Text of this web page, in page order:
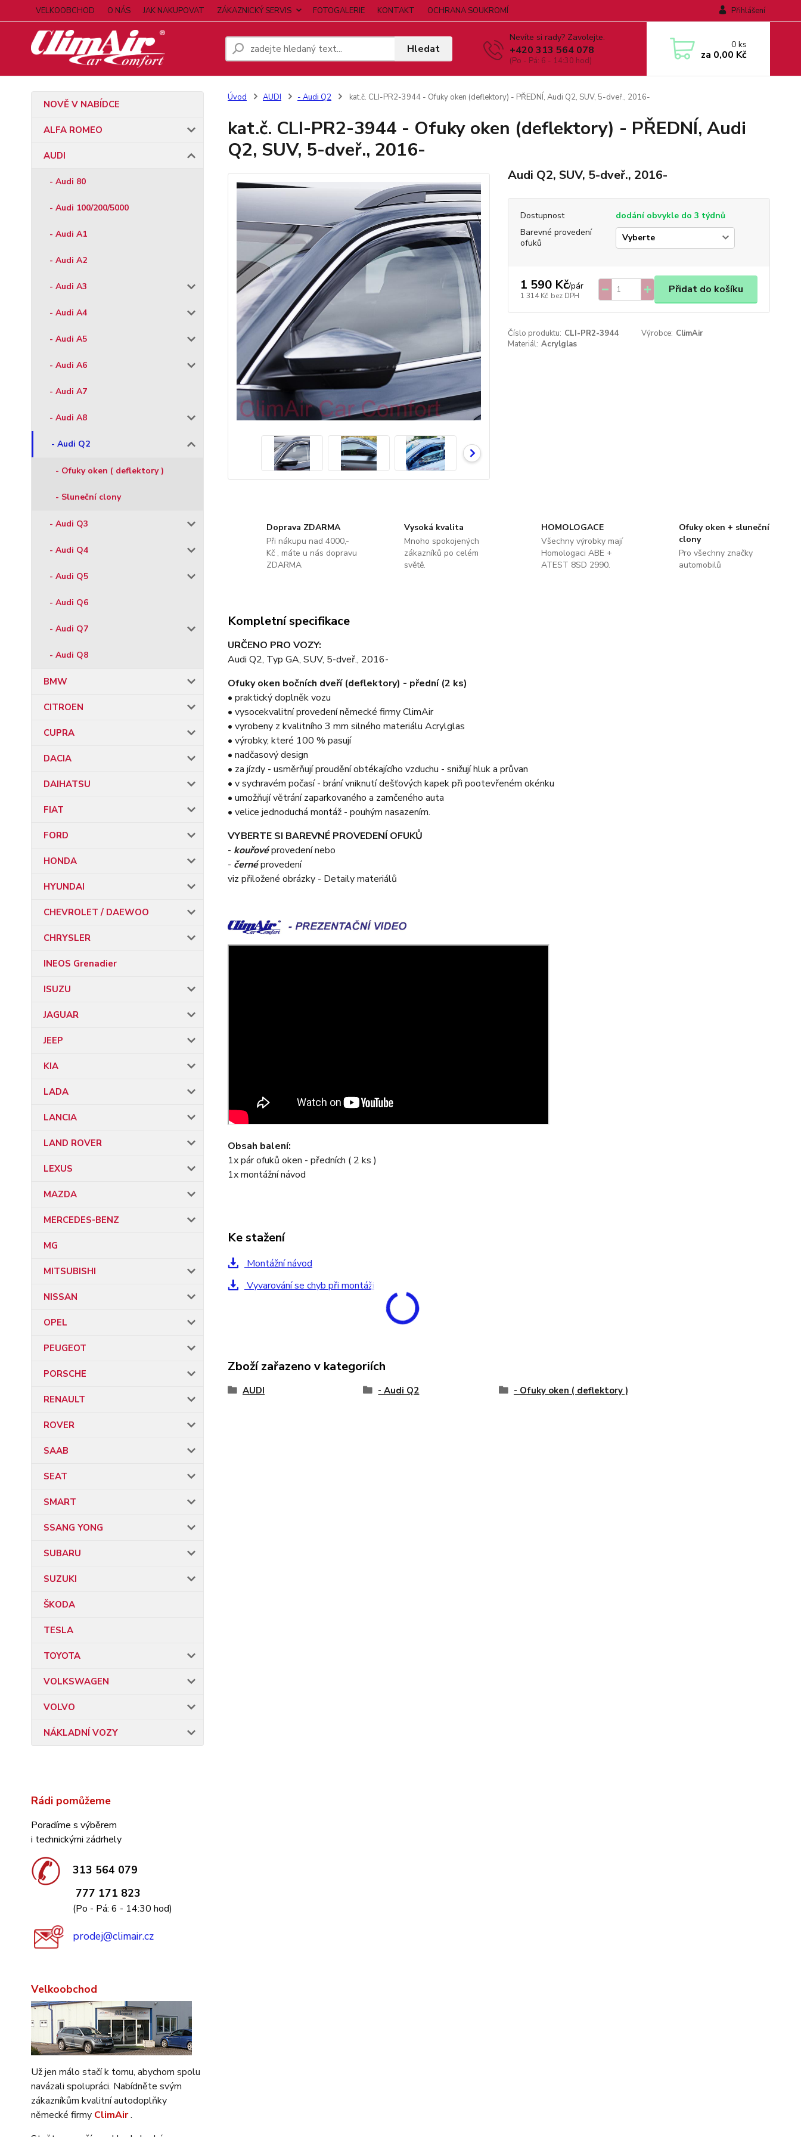
VELKOOBCHOD O NÁS JAK NAKUPOVAT ZÁKAZNICKÝ SERVIS FOTOGALERIE KONTAKT OCHRANA SOUKROMÍ Přihlášení
Hledat
Nevíte si rady? Zavolejte.
+420 313 564 078
(Po - Pá: 6 - 14:30 hod)
0ks
za 0,00 Kč
NOVĚ V NABÍDCE
ALFA ROMEO
AUDI
- Audi 80
- Audi 100/200/5000
- Audi A1
- Audi A2
- Audi A3
- Audi A4
- Audi A5
- Audi A6
- Audi A7
- Audi A8
- Audi Q2
- Ofuky oken ( deflektory )
- Sluneční clony
- Audi Q3
- Audi Q4
- Audi Q5
- Audi Q6
- Audi Q7
- Audi Q8
BMW
CITROEN
CUPRA
DACIA
DAIHATSU
FIAT
FORD
HONDA
HYUNDAI
CHEVROLET / DAEWOO
CHRYSLER
INEOS Grenadier
ISUZU
JAGUAR
JEEP
KIA
LADA
LANCIA
LAND ROVER
LEXUS
MAZDA
MERCEDES-BENZ
MG
MITSUBISHI
NISSAN
OPEL
PEUGEOT
PORSCHE
RENAULT
ROVER
SAAB
SEAT
SMART
SSANG YONG
SUBARU
SUZUKI
ŠKODA
TESLA
TOYOTA
VOLKSWAGEN
VOLVO
NÁKLADNÍ VOZY
Rádi pomůžeme
Poradíme s výběrem
i technickými zádrhely
313 564 079
777 171 823
(Po - Pá: 6 - 14:30 hod)
prodej@climair.cz
Velkoobchod
Už jen málo stačí k tomu, abychom spolu
navázali spolupráci. Nabídněte svým
zákazníkům kvalitní autodoplňky
německé firmy ClimAir.
Úvod AUDI - Audi Q2 kat.č. CLI-PR2-3944 - Ofuky oken (deflektory) - PŘEDNÍ, Audi Q2, SUV, 5-dveř., 2016-
kat.č. CLI-PR2-3944 - Ofuky oken (deflektory) - PŘEDNÍ, Audi
Q2, SUV, 5-dveř., 2016-
Audi Q2, SUV, 5-dveř., 2016-
Dostupnost
dodání obvykle do 3 týdnů
Barevné provedení
ofuků
1 590 Kč/pár
1 314 Kč bez DPH
Přidat do košíku
Číslo produktu: CLI-PR2-3944 Výrobce: ClimAir
Materiál: Acrylglas
Doprava ZDARMA
Při nákupu nad 4000,-
Kč , máte u nás dopravu
ZDARMA
Vysoká kvalita
Mnoho spokojených
zákazníků po celém
světě.
HOMOLOGACE
Všechny výrobky mají
Homologaci ABE +
ATEST 8SD 2990.
Ofuky oken + sluneční
clony
Pro všechny značky
automobilů
Kompletní specifikace
URČENO PRO VOZY:
Audi Q2, Typ GA, SUV, 5-dveř., 2016-
Ofuky oken bočních dveří (deflektory) - přední (2 ks)
• praktický doplněk vozu
• vysocekvalitní provedení německé firmy ClimAir
• vyrobeny z kvalitního 3 mm silného materiálu Acrylglas
• výrobky, které 100 % pasují
• nadčasový design
• za jízdy - usměrňují proudění obtékajícího vzduchu - snižují hluk a průvan
• v sychravém počasí - brání vniknutí dešťových kapek při pootevřeném okénku
• umožňují větrání zaparkovaného a zamčeného auta
• velice jednoduchá montáž - pouhým nasazením.
VYBERTE SI BAREVNÉ PROVEDENÍ OFUKŮ
- kouřovéprovedení nebo
- černéprovedení
viz přiložené obrázky - Detaily materiálů
Obsah balení:
1x pár ofuků oken - předních ( 2 ks )
1x montážní návod
Ke stažení
Montážní návod
Vyvarování se chyb při montáži
Zboží zařazeno v kategoriích
AUDI - Audi Q2 - Ofuky oken ( deflektory )